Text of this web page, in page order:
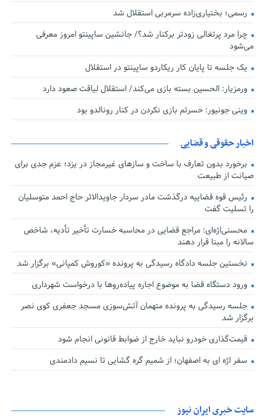
رسمی؛ بختیاری‌زاده سرمربی استقلال شد
چرا مرد پرتغالی زودتر برکنار شد؟/ جانشین ساپینتو امروز معرفی
می‌شود
یک جلسه تا پایان کار ریکاردو ساپینتو در استقلال
ورمزیار: الحسین بسته بازی می‌کند/ استقلال لیاقت صعود دارد
وینی جونیور: حسرتم بازی نکردن در کنار رونالدو بود
اخبار حقوقی و قضایی
برخورد بدون تعارف با ساخت‌ و سازهای غیرمجاز در یزد؛ عزم جدی برای
صیانت از طبیعت
رئیس قوه قضاییه درگذشت مادر سردار جاویدالاثر حاج احمد متوسلیان
را تسلیت گفت
محسنی‌اژه‌ای: مراجع قضایی در محاسبه خسارت تأخیر تأدیه، شاخص
سالانه را مبنا قرار دهند
نخستین جلسه دادگاه رسیدگی به پرونده «کوروش کمپانی» برگزار شد
ورود دستگاه قضا به موضوع اجاره پیاده‌روها با درخواست شهرداری
جلسه رسیدگی به پرونده متهمان آتش‌سوزی مسجد جعفری کوی نصر
برگزار شد
قیمت‌گذاری خودرو نباید خارج از ضوابط قانونی انجام شود
سفر اژه ای به اصفهان؛ از شمیم گره گشایی تا نسیم دادمندی
سایت خبری ایران نیوز